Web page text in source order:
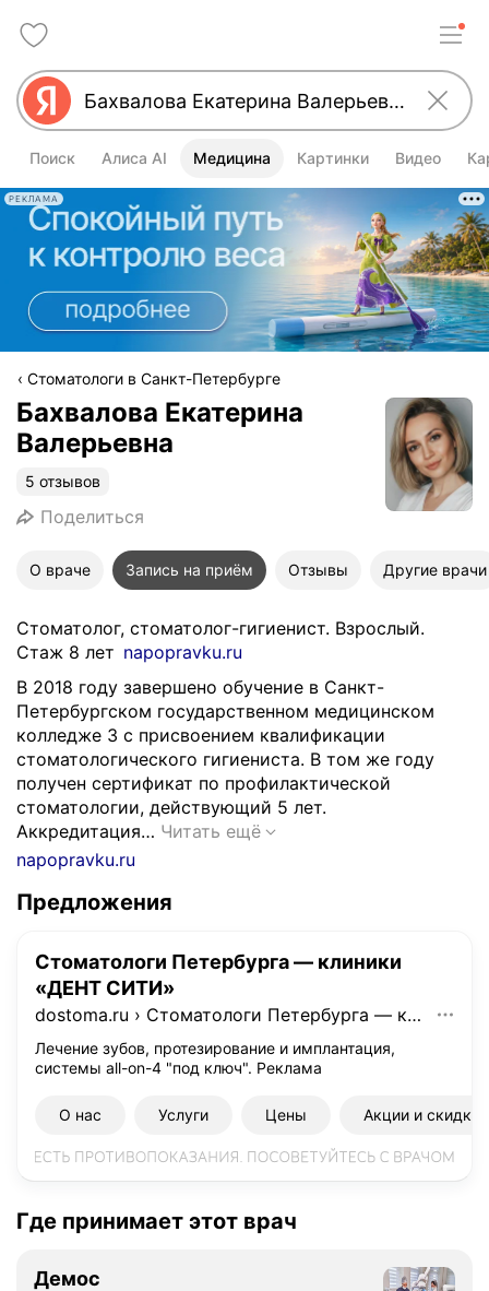
Поиск Алиса AI Медицина Картинки Видео
РЕКЛАМА
Стоматологи в Санкт-Петербурге
Бахвалова Екатерина
Валерьевна
5 отзывов
Поделиться
О враче Запись на приём Отзывы Другие врачи
Стоматолог, стоматолог-гигиенист. Взрослый.
Стаж 8 лет napopravku.ru
В 2018 году завершено обучение в Санкт-
Петербургском государственном медицинском
колледже 3 с присвоением квалификации
стоматологического гигиениста. В том же году
получен сертификат по профилактической
стоматологии, действующий 5 лет.
Аккредитация… Читать ещё
о
у
з
а
е
ш
н
napopravku.ru
Предложения
Стоматологи Петербурга — клиники
«ДЕНТ СИТИ»
dostoma.ru › Стоматологи Петербурга — клиники «ДЕНТ СИТИ»
Лечение зубов, протезирование и имплантация,
системы all-on-4 "под ключ". Реклама
О нас Услуги Цены Акции и скидки
Где принимает этот врач
Демос